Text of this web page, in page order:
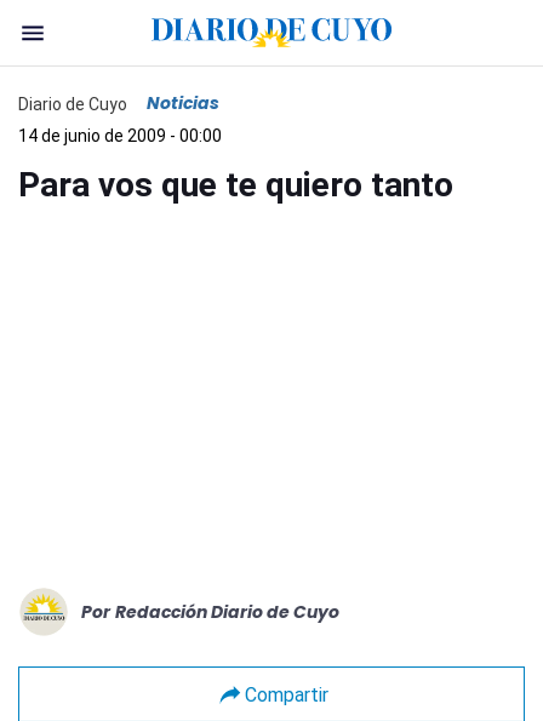
Diario de Cuyo Noticias
14 de junio de 2009 - 00:00
Para vos que te quiero tanto
Por Redacción Diario de Cuyo
Compartir